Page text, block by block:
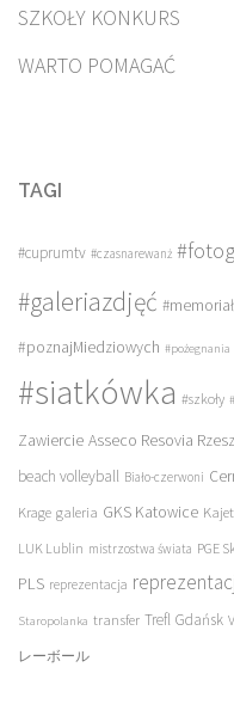
SZKOŁY KONKURS
WARTO POMAGAĆ
TAGI
#cuprumtv #czasnarewanż
#galeriazdjęć #memoriał
#poznajMiedziowych #pożegnania
#siatkówka #szkoły
Zawiercie Asseco Resovia
beach volleyball Biało-czerwoni
Krage galeria GKS Katowice
LUK Lublin mistrzostwa świata PGE
PLS reprezentacja
Staropolanka transfer Trefl Gdańsk
レーボール